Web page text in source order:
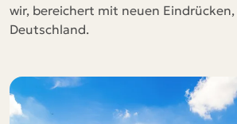
wir, bereichert mit neuen
Deutschland.